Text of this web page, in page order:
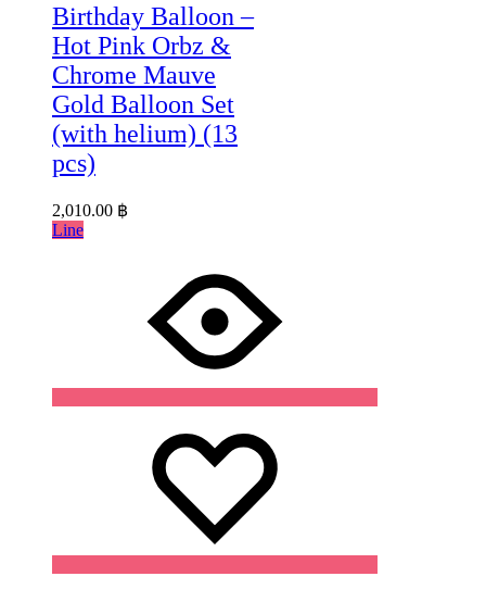
Birthday Balloon –
Hot Pink Orbz &
Chrome Mauve
Gold Balloon Set
(with helium) (13
pcs)
2,010.00 ฿
Line